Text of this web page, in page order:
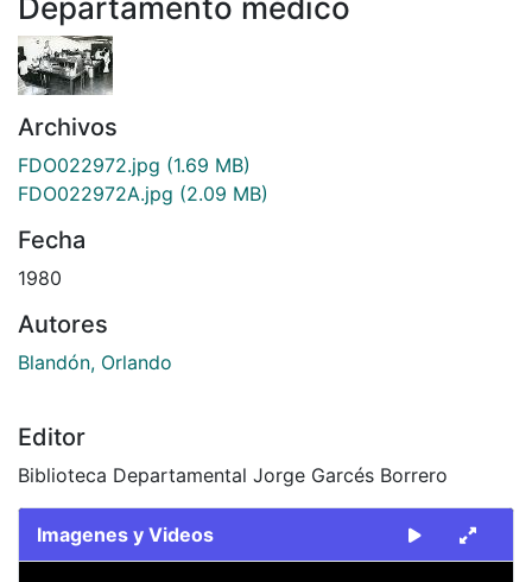
Departamento médico
Archivos
FDO022972.jpg (1.69 MB)
FDO022972A.jpg (2.09 MB)
Fecha
1980
Autores
Blandón, Orlando
Editor
Biblioteca Departamental Jorge Garcés Borrero
Imagenes y Videos